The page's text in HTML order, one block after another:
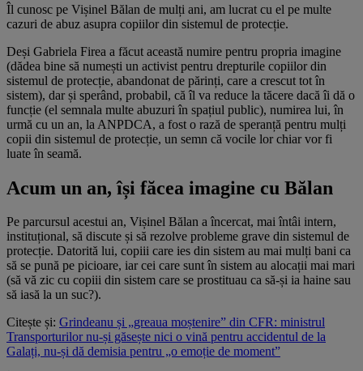
Îl cunosc pe Vișinel Bălan de mulți ani, am lucrat cu el pe multe
cazuri de abuz asupra copiilor din sistemul de protecție.
Deși Gabriela Firea a făcut această numire pentru propria imagine
(dădea bine să numești un activist pentru drepturile copiilor din
sistemul de protecție, abandonat de părinți, care a crescut tot în
sistem), dar și sperând, probabil, că îl va reduce la tăcere dacă îi dă o
funcție (el semnala multe abuzuri în spațiul public), numirea lui, în
urmă cu un an, la ANPDCA, a fost o rază de speranță pentru mulți
copii din sistemul de protecție, un semn că vocile lor chiar vor fi
luate în seamă.
Acum un an, își făcea imagine cu Bălan
Pe parcursul acestui an, Vișinel Bălan a încercat, mai întâi intern,
instituțional, să discute și să rezolve probleme grave din sistemul de
protecție. Datorită lui, copiii care ies din sistem au mai mulți bani ca
să se pună pe picioare, iar cei care sunt în sistem au alocații mai mari
(să vă zic cu copiii din sistem care se prostituau ca să-și ia haine sau
să iasă la un suc?).
Citește și: Grindeanu și „greaua moștenire” din CFR: ministrul
Transporturilor nu-și găsește nici o vină pentru accidentul de la
Galați, nu-și dă demisia pentru „o emoție de moment”